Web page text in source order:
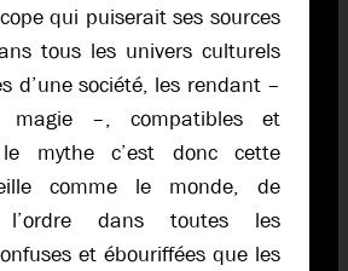
qui puiserait ses sources
tous les univers culturels
d’une société, les rendant –
–, compatibles et
le mythe c’est donc cette
comme le monde, de
dans toutes les
et ébouriffées que les